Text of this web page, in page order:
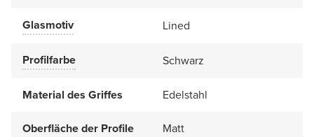
Glasmotiv Lined
Profilfarbe Schwarz
Material des Griffes Edelstahl
Oberfläche der Profile Matt